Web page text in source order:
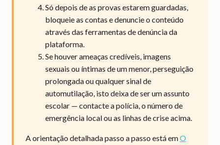
Só depois de as provas estarem guardadas,
bloqueie as contas e denuncie o conteúdo
através das ferramentas de denúncia da
plataforma.
Se houver ameaças credíveis, imagens
sexuais ou íntimas de um menor, perseguição
prolongada ou qualquer sinal de
automutilação, isto deixa de ser um assunto
escolar — contacte a polícia, o número de
emergência local ou as linhas de crise acima.
A orientação detalhada passo a passo está emO